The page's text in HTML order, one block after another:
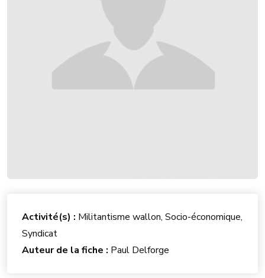
Activité(s) : Militantisme wallon, Socio-économique,
Syndicat
Auteur de la fiche : Paul Delforge